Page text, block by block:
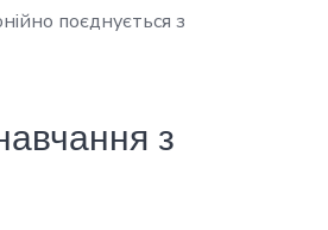
поєднується з
з